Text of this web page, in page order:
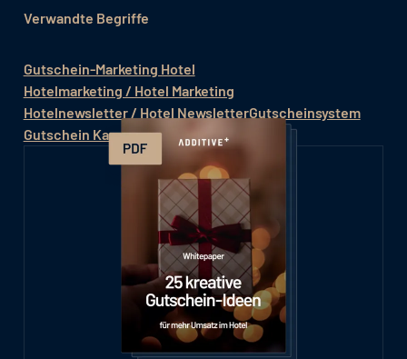
Verwandte Begriffe
Gutschein-Marketing Hotel
Hotelmarketing / Hotel Marketing
Hotelnewsletter / Hotel NewsletterGutscheinsystem
Gutschein Kampagne Hotel